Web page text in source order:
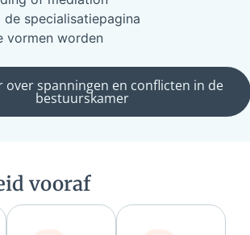
de specialisatiepagina
vormen worden
over spanningen en conflicten in de
bestuurskamer
vooraf